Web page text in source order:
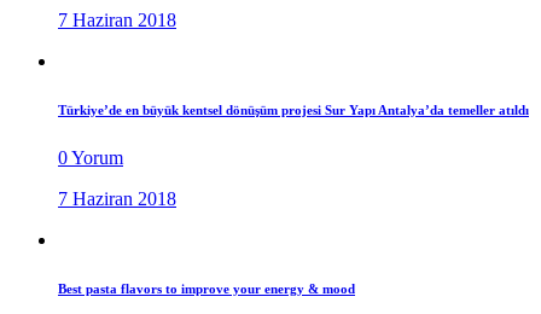
7 Haziran 2018
Türkiye’de en büyük kentsel dönüşüm projesi Sur Yapı Antalya’da temeller atıldı
0 Yorum
7 Haziran 2018
Best pasta flavors to improve your energy & mood